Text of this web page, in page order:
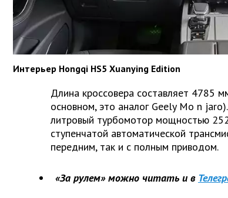
Интерьер Hongqi HS5 Xuanying Edition
Длина кроссовера составляет 4785
основном, это аналог Geely Mo n
литровый турбомотор мощностью
ступенчатой автоматической
передним, так и с полным приводом.
«За рулем» можно читать и в